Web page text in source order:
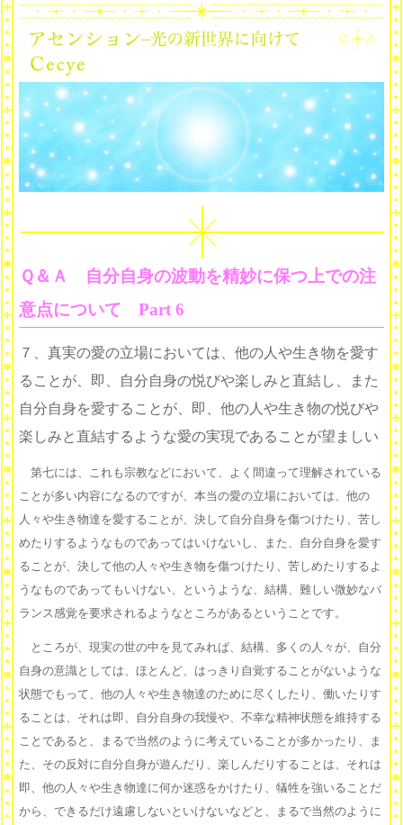
Ｑ＆Ａ 自分自身の波動を精妙に保つ上での注
意点について Part 6
７、真実の愛の立場においては、他の人や生き物を愛す
ることが、即、自分自身の悦びや楽しみと直結し、また
自分自身を愛することが、即、他の人や生き物の悦びや
楽しみと直結するような愛の実現であることが望ましい
第七には、これも宗教などにおいて、よく間違って理解されている
ことが多い内容になるのですが、本当の愛の立場においては、他の
人々や生き物達を愛することが、決して自分自身を傷つけたり、苦し
めたりするようなものであってはいけないし、また、自分自身を愛す
ることが、決して他の人々や生き物を傷つけたり、苦しめたりするよ
うなものであってもいけない、というような、結構、難しい微妙なバ
ランス感覚を要求されるようなところがあるということです。
ところが、現実の世の中を見てみれば、結構、多くの人々が、自分
自身の意識としては、ほとんど、はっきり自覚することがないような
状態でもって、他の人々や生き物達のために尽くしたり、働いたりす
ることは、それは即、自分自身の我慢や、不幸な精神状態を維持する
ことであると、まるで当然のように考えていることが多かったり、ま
た、その反対に自分自身が遊んだり、楽しんだりすることは、それは
即、他の人々や生き物達に何か迷惑をかけたり、犠牲を強いることだ
から、できるだけ遠慮しないといけないなどと、まるで当然のように